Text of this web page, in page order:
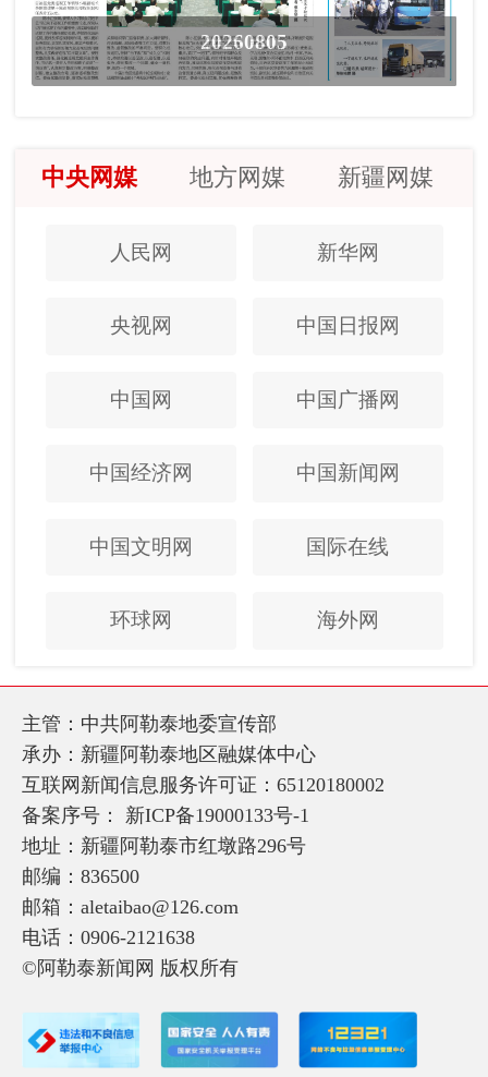
20260805
中央网媒 地方网媒 新疆网媒
人民网 新华网
央视网 中国日报网
中国网 中国广播网
中国经济网 中国新闻网
中国文明网 国际在线
环球网 海外网
主管：中共阿勒泰地委宣传部
承办：新疆阿勒泰地区融媒体中心
互联网新闻信息服务许可证：65120180002
备案序号： 新ICP备19000133号-1
地址：新疆阿勒泰市红墩路296号
邮编：836500
邮箱：aletaibao@126.com
电话：0906-2121638
©阿勒泰新闻网 版权所有